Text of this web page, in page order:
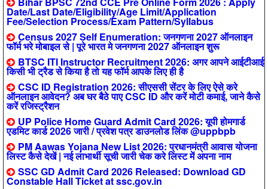
Date/Last Date/Eligibility/Age Limit/Application
Fee/Selection Process/Exam Pattern/Syllabus
Census 2027 Self Enumeration: जनगणना 2027 ऑनलाइन
फॉर्म भरे मोबाइल से | पूरे भारत मे जनगणना 2027 ऑनलाइन शुरू
BTSC ITI Instructor Recruitment 2026: अगर आपने आईटीआई
किसी भी ट्रैड से किया है तो यह फॉर्म आपके लिए ही है
CSC ID Registration 2026: सीएससी सेंटर के लिए ऐसे करे
ऑनलाइन आवेदन? अब घर बैठे पाए CSC ID और करें मोटी कमाई, जाने कैसे
करें रजिस्ट्रैशन
UP Police Home Guard Admit Card 2026: यूपी होमगार्ड
एडमिट कार्ड 2026 जारी / प्रवेश पत्र डाउनलोड लिंक @uppbpb
PM Aawas Yojana New List 2026: प्रधानमंत्री आवास योजना
लिस्ट कैसे देखें | नई लाभार्थी सूची जारी चेक करे लिस्ट में अपना नाम
SSC GD Admit Card 2026 Released: Download GD
Constable Hall Ticket at ssc.gov.in